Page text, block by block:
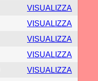
VISUALIZZA
VISUALIZZA
VISUALIZZA
VISUALIZZA
VISUALIZZA